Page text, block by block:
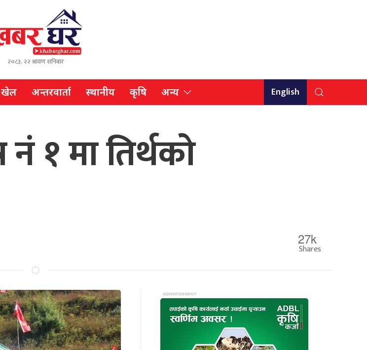
२०८३, २२ श्रावण शनिबार
खेल अन्तरवार्ता स्थानीय कृषि अन्य English
नं १ मा तिर्थको
27k
Shares